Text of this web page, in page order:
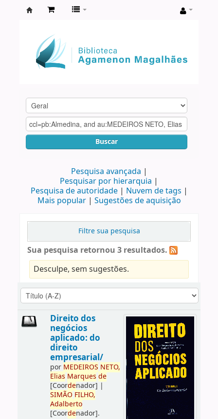
Agamenon
Magalhães
Buscar
Pesquisa avançada
Pesquisar por hierarquia
Pesquisa de autoridade
Nuvem de tags
Mais popular
Sugestões de aquisição
Filtre sua pesquisa
Sua pesquisa retornou 3 resultados.
Desculpe, sem sugestões.
Direito dos
negócios
aplicado: do
direito
empresarial/
por MEDEIROS NETO,
Elias Marques de
[Coordenador] |
SIMÃO FILHO,
Adalberto
[Coordenador].